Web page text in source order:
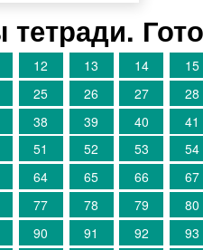
тетради.
12 13 14 15
25 26 27 28
38 39 40 41
51 52 53 54
64 65 66 67
77 78 79 80
90 91 92 93